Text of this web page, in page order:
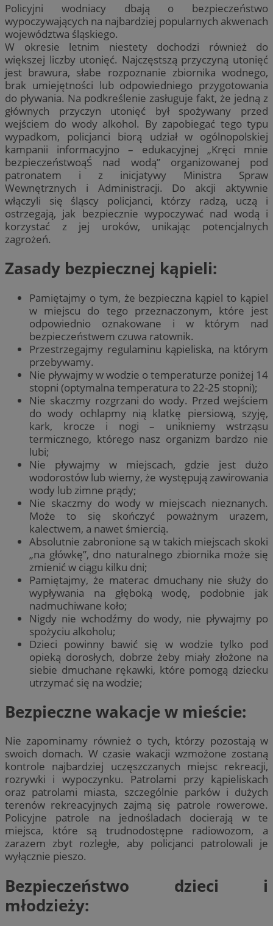
Policyjni wodniacy dbają o bezpieczeństwo
wypoczywających na najbardziej popularnych akwenach
województwa śląskiego.
W okresie letnim niestety dochodzi również do
większej liczby utonięć. Najczęstszą przyczyną utonięć
jest brawura, słabe rozpoznanie zbiornika wodnego,
brak umiejętności lub odpowiedniego przygotowania
do pływania. Na podkreślenie zasługuje fakt, że jedną z
głównych przyczyn utonięć był spożywany przed
wejściem do wody alkohol. By zapobiegać tego typu
wypadkom, policjanci biorą udział w ogólnopolskiej
kampanii informacyjno – edukacyjnej „Kręci mnie
bezpieczeństwoąŚ nad wodą” organizowanej pod
patronatem i z inicjatywy Ministra Spraw
Wewnętrznych i Administracji. Do akcji aktywnie
włączyli się śląscy policjanci, którzy radzą, uczą i
ostrzegają, jak bezpiecznie wypoczywać nad wodą i
korzystać z jej uroków, unikając potencjalnych
zagrożeń.
Zasady bezpiecznej kąpieli:
Pamiętajmy o tym, że bezpieczna kąpiel to kąpiel
w miejscu do tego przeznaczonym, które jest
odpowiednio oznakowane i w którym nad
bezpieczeństwem czuwa ratownik.
Przestrzegajmy regulaminu kąpieliska, na którym
przebywamy.
Nie pływajmy w wodzie o temperaturze poniżej 14
stopni (optymalna temperatura to 22-25 stopni);
Nie skaczmy rozgrzani do wody. Przed wejściem
do wody ochlapmy nią klatkę piersiową, szyję,
kark, krocze i nogi – unikniemy wstrząsu
termicznego, którego nasz organizm bardzo nie
lubi;
Nie pływajmy w miejscach, gdzie jest dużo
wodorostów lub wiemy, że występują zawirowania
wody lub zimne prądy;
Nie skaczmy do wody w miejscach nieznanych.
Może to się skończyć poważnym urazem,
kalectwem, a nawet śmiercią.
Absolutnie zabronione są w takich miejscach skoki
„na główkę”, dno naturalnego zbiornika może się
zmienić w ciągu kilku dni;
Pamiętajmy, że materac dmuchany nie służy do
wypływania na głęboką wodę, podobnie jak
nadmuchiwane koło;
Nigdy nie wchodźmy do wody, nie pływajmy po
spożyciu alkoholu;
Dzieci powinny bawić się w wodzie tylko pod
opieką dorosłych, dobrze żeby miały złożone na
siebie dmuchane rękawki, które pomogą dziecku
utrzymać się na wodzie;
Bezpieczne wakacje w mieście:
Nie zapominamy również o tych, którzy pozostają w
swoich domach. W czasie wakacji wzmożone zostaną
kontrole najbardziej uczęszczanych miejsc rekreacji,
rozrywki i wypoczynku. Patrolami przy kąpieliskach
oraz patrolami miasta, szczególnie parków i dużych
terenów rekreacyjnych zajmą się patrole rowerowe.
Policyjne patrole na jednośladach docierają w te
miejsca, które są trudnodostępne radiowozom, a
zarazem zbyt rozległe, aby policjanci patrolowali je
wyłącznie pieszo.
Bezpieczeństwo dzieci i
młodzieży: